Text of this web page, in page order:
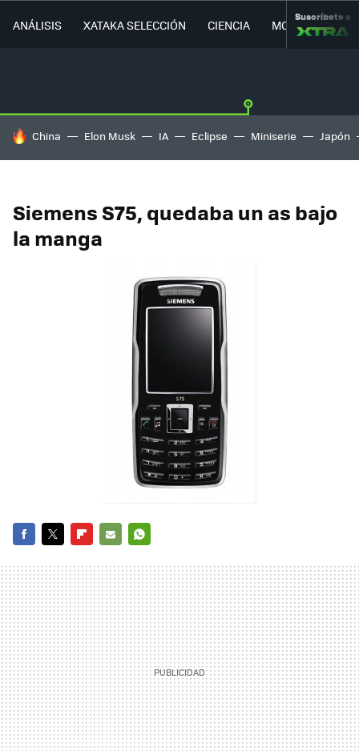
ANÁLISIS XATAKA SELECCIÓN CIENCIA MOVILIDAD
Suscríbete a
HOY SE HABLA DE
China Elon Musk IA Eclipse Miniserie Japón
Siemens S75, quedaba un as bajo
la manga
MAIL